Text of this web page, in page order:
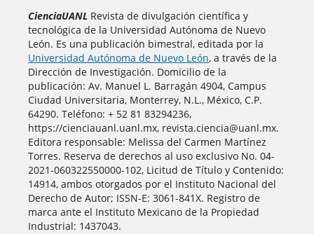
CienciaUANLRevista de divulgación científica y
tecnológica de la Universidad Autónoma de Nuevo
León. Es una publicación bimestral, editada por la
Universidad Autónoma de Nuevo León, a través de la
Dirección de Investigación. Domicilio de la
publicación: Av. Manuel L. Barragán 4904, Campus
Ciudad Universitaria, Monterrey, N.L., México, C.P.
64290. Teléfono: + 52 81 83294236,
https://cienciauanl.uanl.mx, revista.ciencia@uanl.mx.
Editora responsable: Melissa del Carmen Martínez
Torres. Reserva de derechos al uso exclusivo No. 04-
2021-060322550000-102, Licitud de Título y Contenido:
14914, ambos otorgados por el Instituto Nacional del
Derecho de Autor; ISSN-E: 3061-841X. Registro de
marca ante el Instituto Mexicano de la Propiedad
Industrial: 1437043.